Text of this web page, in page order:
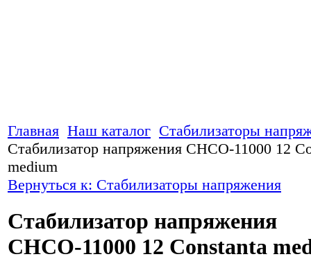
Главная Наш каталог Стабилизаторы
Стабилизатор напряжения СНСО-11000 12
medium
Вернуться к: Стабилизаторы напряжения
Стабилизатор напряжения
СНСО-11000 12 Constanta